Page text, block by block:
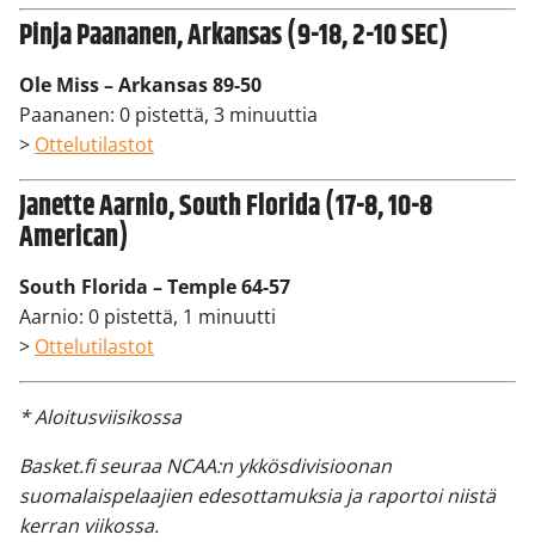
Pinja Paananen, Arkansas (9-18, 2-10 SEC)
Ole Miss – Arkansas 89-50
Paananen: 0 pistettä, 3 minuuttia
> Ottelutilastot
Janette Aarnio, South Florida (17-8, 10-8
American)
South Florida – Temple 64-57
Aarnio: 0 pistettä, 1 minuutti
> Ottelutilastot
* Aloitusviisikossa
Basket.fi seuraa NCAA:n ykkösdivisioonan
suomalaispelaajien edesottamuksia ja raportoi niistä
kerran viikossa.